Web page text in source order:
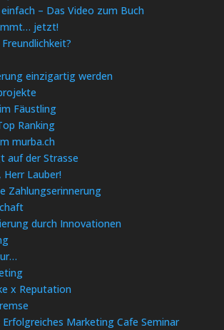
– Das Video zum Buch
jetzt!
einzigartig werden
Fäustling
Ranking
murba.ch
auf der Strasse
Lauber!
Zahlungserinnerung
durch Innovationen
x Reputation
Marketing Cafe Seminar